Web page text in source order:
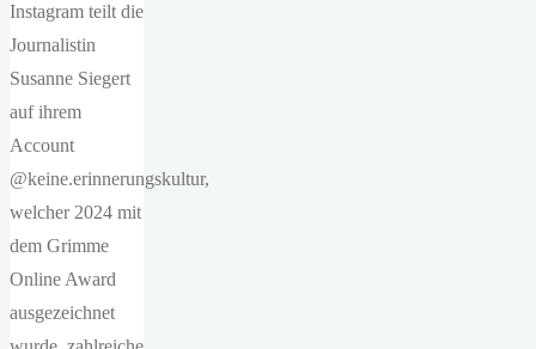
Instagram teilt die
Journalistin
Susanne Siegert
auf ihrem
Account
@keine.erinnerungskultur,
welcher 2024 mit
dem Grimme
Online Award
ausgezeichnet